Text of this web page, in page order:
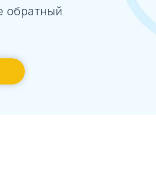
обратный